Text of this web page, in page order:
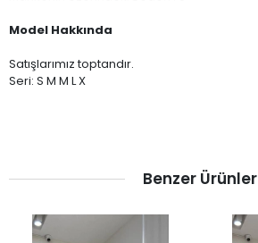
Model Hakkında
Satışlarımız toptandır.
Seri: S M M L X
Benzer Ürünler